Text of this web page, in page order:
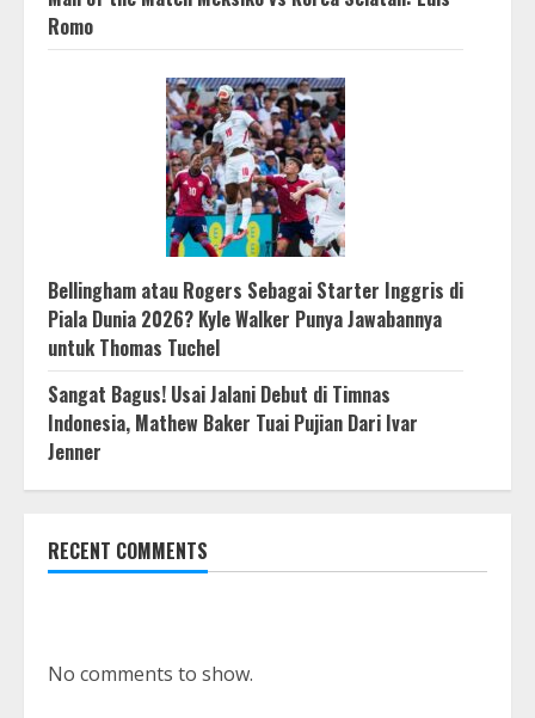
Romo
Bellingham atau Rogers Sebagai Starter Inggris di
Piala Dunia 2026? Kyle Walker Punya Jawabannya
untuk Thomas Tuchel
Sangat Bagus! Usai Jalani Debut di Timnas
Indonesia, Mathew Baker Tuai Pujian Dari Ivar
Jenner
RECENT COMMENTS
No comments to show.